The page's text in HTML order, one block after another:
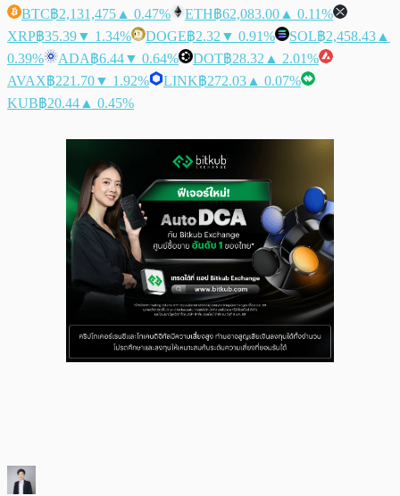
BTC฿2,131,475 ▲ 0.47% ETH฿62,083.00 ▲ 0.11%
XRP฿35.39▼ 1.34% DOGE฿2.32 ▼ 0.91% SOL฿2,458.43 ▲
0.39%
ADA฿6.44▼ 0.64% DOT฿28.32 ▲ 2.01%
AVAX฿221.70▼ 1.92% LINK฿272.03 ▲ 0.07%
KUB฿20.44 ▲ 0.45%